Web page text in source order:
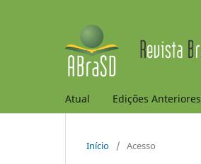
Atual Edições Anteriores
Início / Acesso